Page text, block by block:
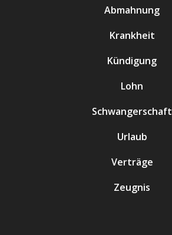
Abmahnung
Krankheit
Kündigung
Lohn
Schwangerschaft
Urlaub
Verträge
Zeugnis